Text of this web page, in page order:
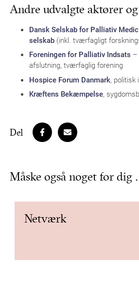
Andre udvalgte aktører
Dansk Selskab for Palliativ
selskab (inkl. tværfagligt
Foreningen for Palliativ Indsats –
afslutning, tværfaglig forening
Hospice Forum Danmark, politisk
Kræftens Bekæmpelse,
Del
Måske også noget for dig
Netværk